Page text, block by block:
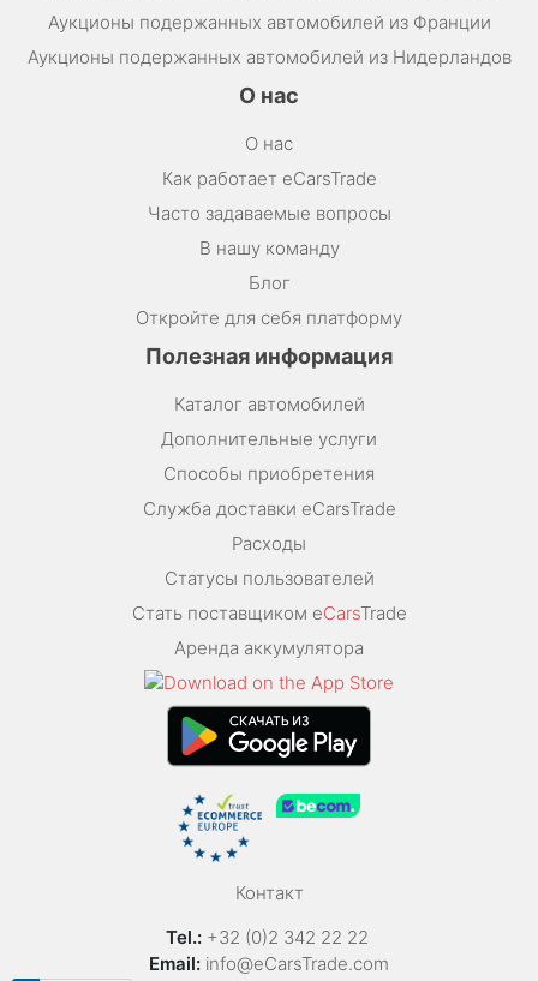
Аукционы подержанных автомобилей из Франции
Аукционы подержанных автомобилей из Нидерландов
О нас
О нас
Как работает eCarsTrade
Часто задаваемые вопросы
В нашу команду
Блог
Откройте для себя платформу
Полезная информация
Каталог автомобилей
Дополнительные услуги
Способы приобретения
Служба доставки eCarsTrade
Расходы
Статусы пользователей
Стать поставщиком eCarsTrade
Аренда аккумулятора
Контакт
Tel.: +32 (0)2 342 22 22
Email: info@eCarsTrade.com